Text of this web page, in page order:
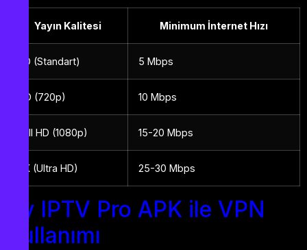
Yayın Kalitesi Minimum İnternet Hızı
SD (Standart) 5 Mbps
HD (720p) 10 Mbps
Full HD (1080p) 15-20 Mbps
4K (Ultra HD) 25-30 Mbps
By IPTV Pro APK ile VPN
Kullanımı